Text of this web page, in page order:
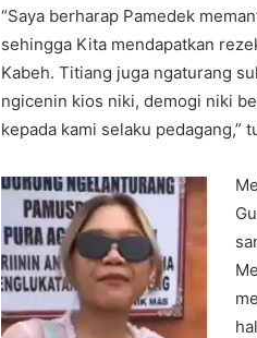
“Saya berharap Pamedek
sehingga Kita mendapatkan
Kabeh. Titiang juga ngaturang
ngicenin kios niki, demogi niki
kepada kami selaku pedagang,”